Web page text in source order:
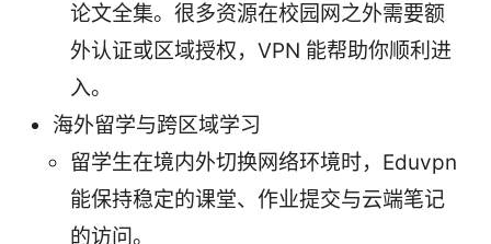
论文全集。很多资源在校园网之外需要额
外认证或区域授权，VPN 能帮助你顺利进
入。
海外留学与跨区域学习
留学生在境内外切换网络环境时，Eduvpn
能保持稳定的课堂、作业提交与云端笔记
的访问。